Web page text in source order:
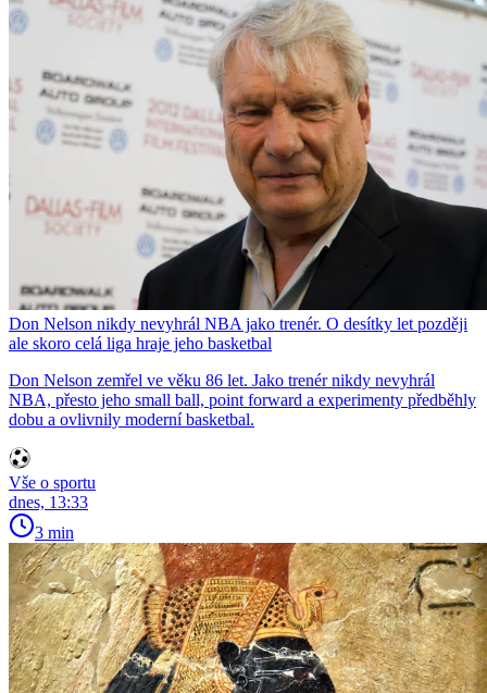
Don Nelson nikdy nevyhrál NBA jako trenér. O desítky let později
ale skoro celá liga hraje jeho basketbal
Don Nelson zemřel ve věku 86 let. Jako trenér nikdy nevyhrál
NBA, přesto jeho small ball, point forward a experimenty předběhly
dobu a ovlivnily moderní basketbal.
Vše o sportu
dnes, 13:33
3 min